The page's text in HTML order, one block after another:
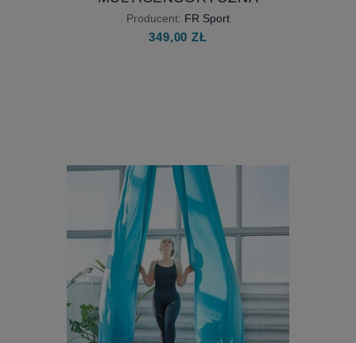
HUŚTAWKA DLA DZIECI Z
AKCESORIAMI
Producent: FR Sport
349,00 ZŁ